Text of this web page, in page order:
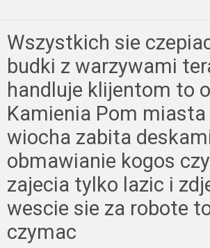
Wszystkich sie
budki z warzywami
handluje klijentom to
Kamienia Pom
wiocha zabita
obmawianie kogos
zajecia tylko lazic i
wescie sie za robote
czymac